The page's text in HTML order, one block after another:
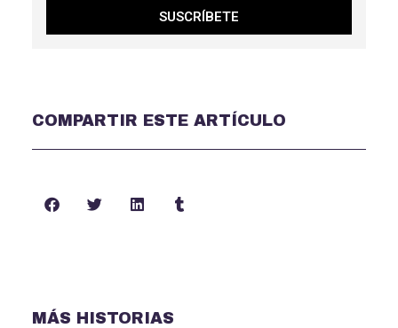
SUSCRÍBETE
COMPARTIR ESTE ARTÍCULO
MÁS HISTORIAS